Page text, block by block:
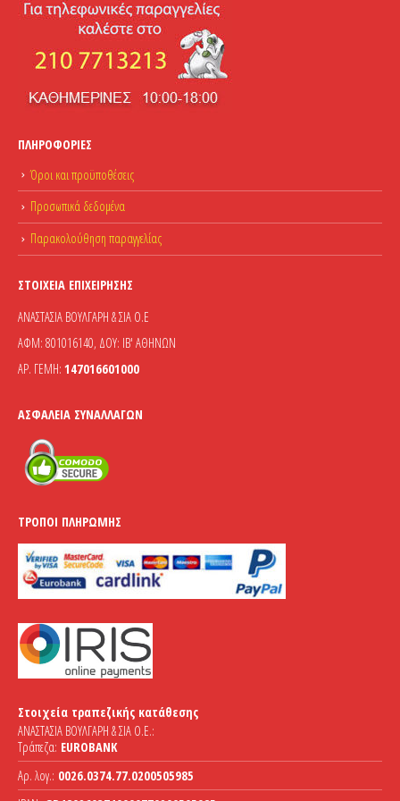
ΠΛΗΡΟΦΟΡΊΕΣ
Όροι και προϋποθέσεις
Προσωπικά δεδομένα
Παρακολούθηση παραγγελίας
ΣΤΟΙΧΕΊΑ ΕΠΙΧΕΊΡΗΣΗΣ
ΑΝΑΣΤΑΣΙΑ ΒΟΥΛΓΑΡΗ & ΣΙΑ Ο.Ε
ΑΦΜ: 801016140, ΔΟΥ: ΙΒ' ΑΘΗΝΩΝ
ΑΡ. ΓΕΜΗ: 147016601000
ΑΣΦΆΛΕΙΑ ΣΥΝΑΛΛΑΓΏΝ
ΤΡΌΠΟΙ ΠΛΗΡΩΜΉΣ
Στοιχεία τραπεζικής κατάθεσης
ΑΝΑΣΤΑΣΙΑ ΒΟΥΛΓΑΡΗ & ΣΙΑ Ο.Ε.:
Τράπεζα: EUROBANK
Αρ. λογ.: 0026.0374.77.0200505985